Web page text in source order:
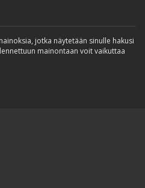
jotka näytetään sinulle hakusi
mainontaan voit vaikuttaa